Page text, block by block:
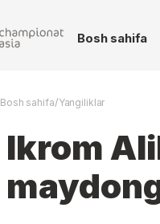
Bosh sahifa
Bosh sahifa/Yangiliklar
Ikrom